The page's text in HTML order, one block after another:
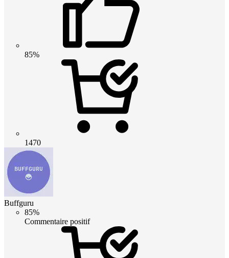
85%
1470
Buffguru
85%
Commentaire positif